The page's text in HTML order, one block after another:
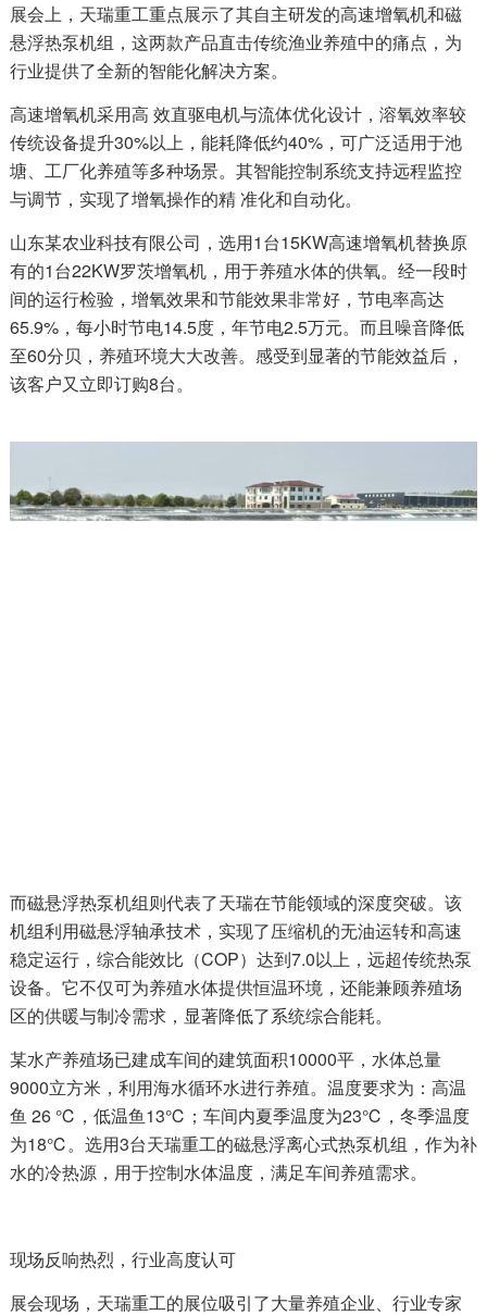
展会上，天瑞重工重点展示了其自主研发的高速增氧机和磁
悬浮热泵机组，这两款产品直击传统渔业养殖中的痛点，为
行业提供了全新的智能化解决方案。
高速增氧机采用高 效直驱电机与流体优化设计，溶氧效率较
传统设备提升30%以上，能耗降低约40%，可广泛适用于池
塘、工厂化养殖等多种场景。其智能控制系统支持远程监控
与调节，实现了增氧操作的精 准化和自动化。
山东某农业科技有限公司，选用1台15KW高速增氧机替换原
有的1台22KW罗茨增氧机，用于养殖水体的供氧。经一段时
间的运行检验，增氧效果和节能效果非常好，节电率高达
65.9%，每小时节电14.5度，年节电2.5万元。而且噪音降低
至60分贝，养殖环境大大改善。感受到显著的节能效益后，
该客户又立即订购8台。
而磁悬浮热泵机组则代表了天瑞在节能领域的深度突破。该
机组利用磁悬浮轴承技术，实现了压缩机的无油运转和高速
稳定运行，综合能效比（COP）达到7.0以上，远超传统热泵
设备。它不仅可为养殖水体提供恒温环境，还能兼顾养殖场
区的供暖与制冷需求，显著降低了系统综合能耗。
某水产养殖场已建成车间的建筑面积10000平，水体总量
9000立方米，利用海水循环水进行养殖。温度要求为：高温
鱼 26 ℃，低温鱼13℃；车间内夏季温度为23℃，冬季温度
为18℃。选用3台天瑞重工的磁悬浮离心式热泵机组，作为补
水的冷热源，用于控制水体温度，满足车间养殖需求。
现场反响热烈，行业高度认可
展会现场，天瑞重工的展位吸引了大量养殖企业、行业专家